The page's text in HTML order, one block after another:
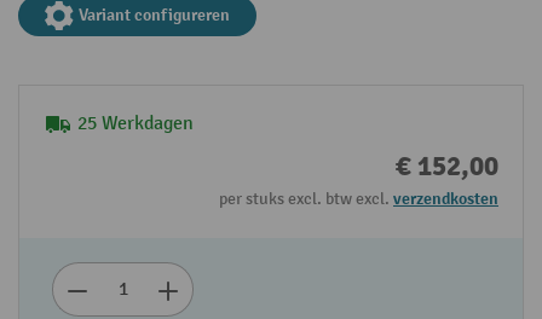
Variant configureren
25 Werkdagen
€ 152,00
per stuks excl. btw excl. verzendkosten